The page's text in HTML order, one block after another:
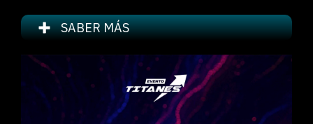
SABER MÁS